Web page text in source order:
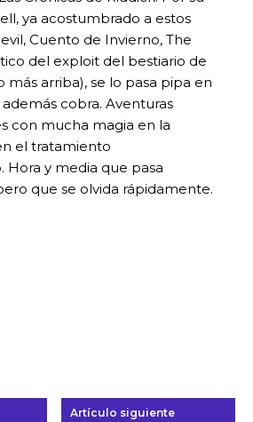
ya acostumbrado a estos
Cuento de Invierno, The
del exploit del bestiario de
más arriba), se lo pasa pipa en
cobra. Aventuras
con mucha magia en la
el tratamiento
Hora y media que pasa
que se olvida rápidamente.
Artículo siguiente